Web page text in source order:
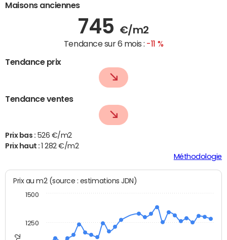
Maisons anciennes
745 €/m2
Tendance sur 6 mois : -11 %
Tendance prix
Tendance ventes
Prix bas : 526 €/m2
Prix haut :
1 282 €/m2
Méthodologie
Prix au m2 (source : estimations JDN)
1250
1500